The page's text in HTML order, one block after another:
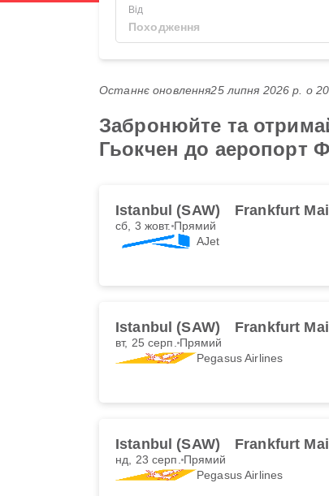
Від
Останнє оновлення25 липня 2026 р. о
Забронюйте та
Гьокчен до аеропорт
Istanbul (SAW) Frankfurt
сб, 3 жовт. Прямий
AJet
Istanbul (SAW) Frankfurt
вт, 25 серп. Прямий
Pegasus Airlines
Istanbul (SAW) Frankfurt
нд, 23 серп. Прямий
Pegasus Airlines